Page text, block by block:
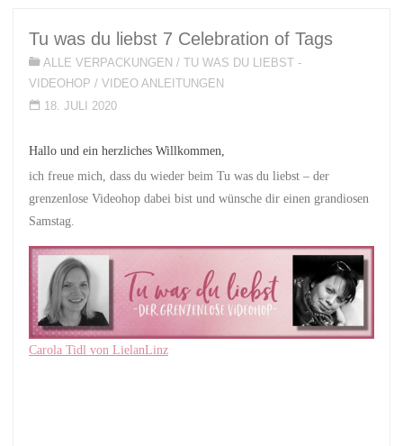
Tu was du liebst 7 Celebration of Tags
ALLE VERPACKUNGEN / TU WAS DU LIEBST -
VIDEOHOP / VIDEO ANLEITUNGEN
18. JULI 2020
Hallo und ein herzliches Willkommen,
ich freue mich, dass du wieder beim Tu was du liebst – der
grenzenlose Videohop dabei bist und wünsche dir einen grandiosen
Samstag.
Carola Tidl von LielanLinz